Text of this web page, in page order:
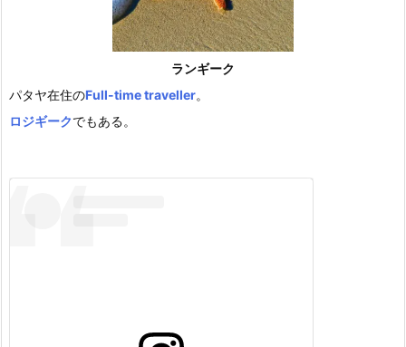
ランギーク
パタヤ在住のFull-time traveller。
ロジギークでもある。